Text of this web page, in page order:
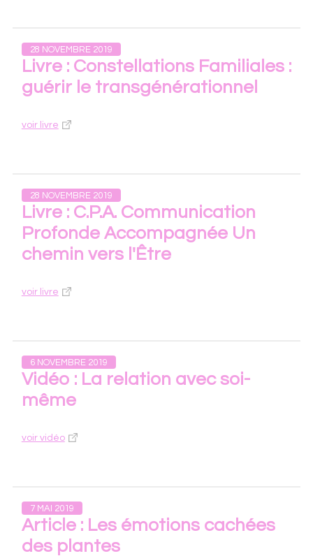
28 NOVEMBRE 2019
Livre : Constellations Familiales :
guérir le transgénérationnel
voir livre
28 NOVEMBRE 2019
Livre : C.P.A. Communication
Profonde Accompagnée Un
chemin vers l'Être
voir livre
6 NOVEMBRE 2019
Vidéo : La relation avec soi-
même
voir vidéo
7 MAI 2019
Article : Les émotions cachées
des plantes